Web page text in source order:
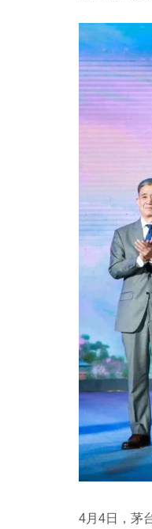
4月4日，茅